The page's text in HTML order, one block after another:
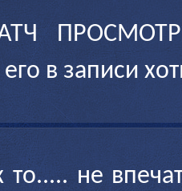
его в записи
то..... не